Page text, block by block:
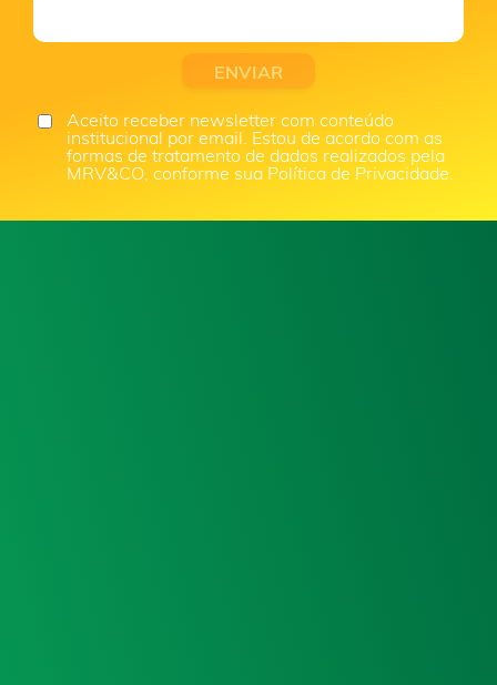
Aceito receber newsletter com conteúdo
institucional por email. Estou de acordo com as
formas de tratamento de dados realizados pela
MRV&CO, conforme sua Política de Privacidade.